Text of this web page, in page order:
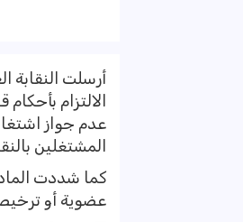
أرسلت النقابة
عدم جواز
المشتغلين
عضوية أو